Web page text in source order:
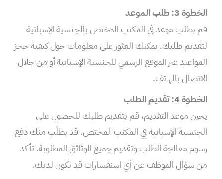
الخطوة 3: طلب الموعد
قم بطلب موعد في المكتب المختص بالجنسية الإسبانية
لتقديم طلبك. يمكنك العثور على معلومات حول كيفية حجز
المواعيد عبر الموقع الرسمي للجنسية الإسبانية أو من خلال
الاتصال بالهاتف.
الخطوة 4: تقديم الطلب
يحين موعد التقديم، قم بتقديم طلبك للحصول على
الجنسية الإسبانية في المكتب المختص. قد يطلَب منك دفع
رسوم معالجة الطلب وتقديم جميع الوثائق المطلوبة. تأكد
من سؤال الموظف عن أي استفسارات قد تكون لديك.